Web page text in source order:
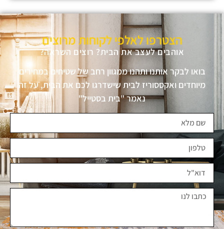
הצטרפו לאלפי לקוחות מרוצים
אוהבים לעצב את הבית? רוצים השראה?
בואו לבקר אותנו ותהנו ממגוון רחב של שטיחים במחירים
מיוחדים ואקססוריז לבית שישדרגו לכם את הבית, על זה
נאמר "בית בסטייל"